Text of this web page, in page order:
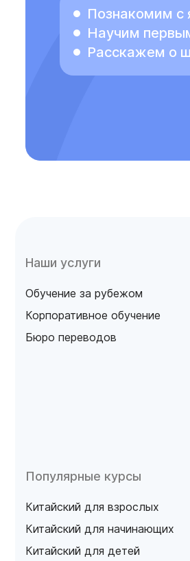
Познакомим с
Научим
Расскажем о
Наши услуги
Обучение за рубежом
Корпоративное обучение
Бюро переводов
Популярные курсы
Китайский для взрослых
Китайский для начинающих
Китайский для детей